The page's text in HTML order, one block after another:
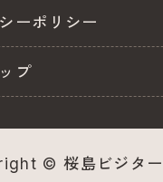
ーポリシー
プ
© 桜島ビジター